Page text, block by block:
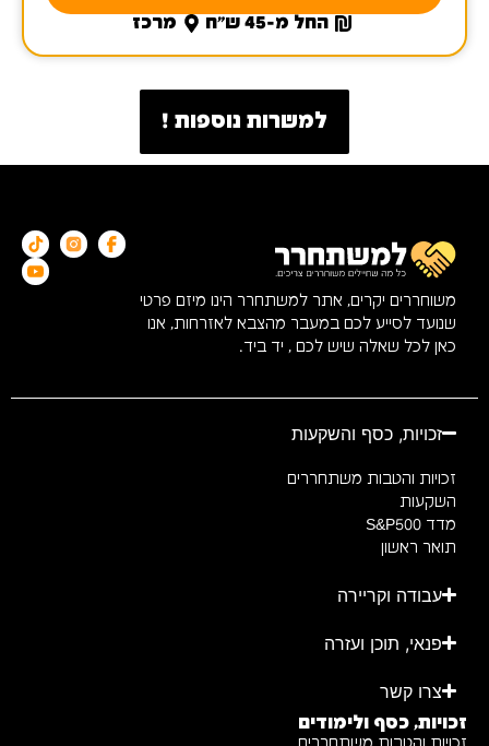
החל מ-45 ש"ח
מרכז
למשרות נוספות !
משוחררים יקרים, אתר למשתחרר הינו מיזם פרטי
שנועד לסייע לכם במעבר מהצבא לאזרחות, אנו
כאן לכל שאלה שיש לכם , יד ביד.
זכויות, כסף והשקעות
זכויות והטבות משתחררים
השקעות
מדד S&P500
תואר ראשון
עבודה וקריירה
פנאי, תוכן ועזרה
צרו קשר
זכויות, כסף ולימודים